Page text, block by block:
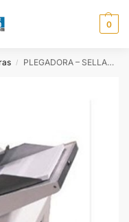
0
/ PLEGADORA – SELLADORA AS-550